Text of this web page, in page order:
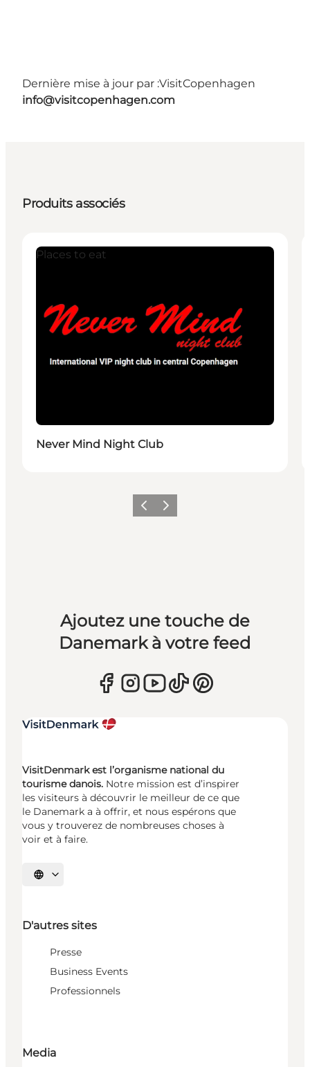
Dernière mise à jour par :VisitCopenhagen
info@visitcopenhagen.com
Produits associés
Places to eat
Never Mind Night Club
PrécédentSuivant
Ajoutez une touche de
Danemark à votre feed
VisitDenmark est l’organisme national du
tourisme danois. Notre mission est d’inspirer
les visiteurs à découvrir le meilleur de ce que
le Danemark a à offrir, et nous espérons que
vous y trouverez de nombreuses choses à
voir et à faire.
Choisissez la langue
D'autres sites
Presse
Business Events
Professionnels
Media